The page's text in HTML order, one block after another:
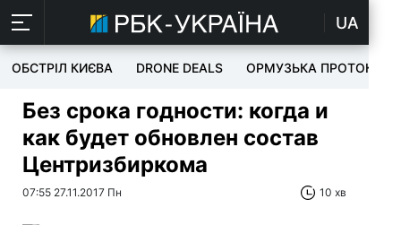
UA
ОБСТРІЛ КИЄВА DRONE DEALS ОРМУЗЬКА ПРОТОКА
Без срока годности: когда и
как будет обновлен состав
Центризбиркома
07:55 27.11.2017 Пн 10 хв